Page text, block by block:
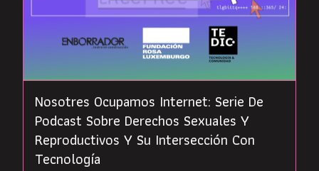
Nosotres Ocupamos Internet: Serie De
Podcast Sobre Derechos Sexuales Y
Reproductivos Y Su Intersección Con
Tecnología